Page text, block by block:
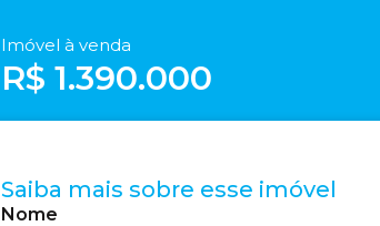
Imóvel à venda
R$ 1.390.000
Saiba mais sobre esse imóvel
Nome